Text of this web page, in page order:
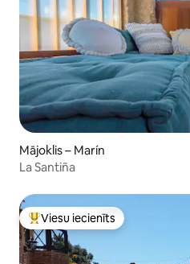
Mājoklis – Marín
La Santiña
Populārs viesu iecienīts mājoklis
Viesu iecienīts